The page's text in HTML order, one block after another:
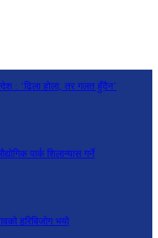
: ‘ढिला होला, तर गलत हुँदैन’
पार्क शिलान्यास गर्ने
हरिबिजोग भयो